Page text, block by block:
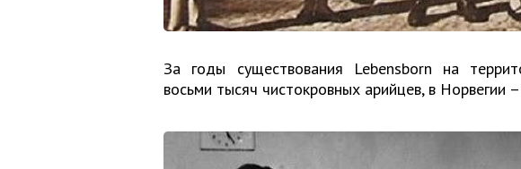
За годы существования Lebensborn на
восьми тысяч чистокровных арийцев, в Норвегии